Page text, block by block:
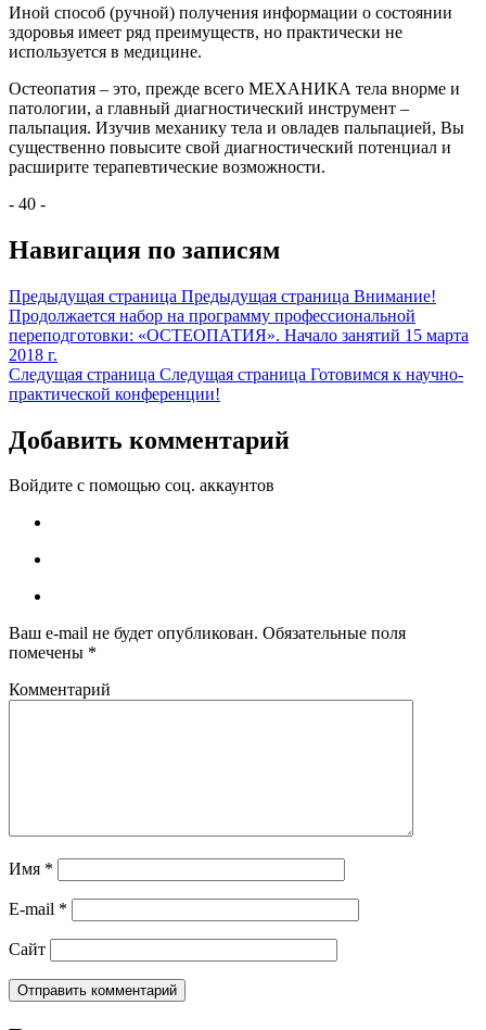
Иной способ (ручной) получения информации о состоянии
здоровья имеет ряд преимуществ, но практически не
используется в медицине.
Остеопатия – это, прежде всего МЕХАНИКА тела внорме и
патологии, а главный диагностический инструмент –
пальпация. Изучив механику тела и овладев пальпацией, Вы
существенно повысите свой диагностический потенциал и
расширите терапевтические возможности.
- 40 -
Навигация по записям
Предыдущая страница Предыдущая страница Внимание!
Продолжается набор на программу профессиональной
переподготовки: «ОСТЕОПАТИЯ». Начало занятий 15 марта
2018 г.
Следущая страница Следущая страница Готовимся к научно-
практической конференции!
Добавить комментарий
Войдите с помощью соц. аккаунтов
Ваш e-mail не будет опубликован. Обязательные поля
помечены *
Комментарий
Имя *
E-mail *
Сайт